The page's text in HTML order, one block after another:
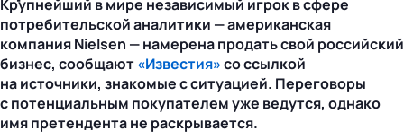
Крупнейший в мире независимый игрок в сфере
потребительской аналитики — американская
компания Nielsen — намерена продать свой российский
бизнес, сообщают«Известия»со ссылкой
на источники, знакомые с ситуацией. Переговоры
с потенциальным покупателем уже ведутся, однако
имя претендента не раскрывается.